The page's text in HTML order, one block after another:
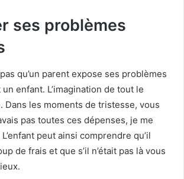
ses problèmes
qu’un parent expose ses problèmes
enfant. L’imagination de tout le
Dans les moments de tristesse, vous
pas toutes ces dépenses, je me
peut ainsi comprendre qu’il
de frais et que s’il n’était pas là vous